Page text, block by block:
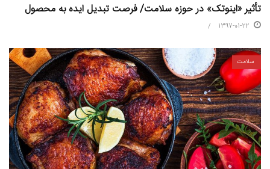
تأثیر «اینوتک» در حوزه سلامت/ فرصت تبدیل ایده‌ به محصول
1397-01-22
سلامت